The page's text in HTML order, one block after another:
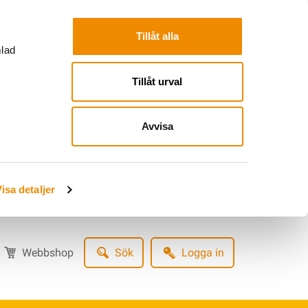
detaljer
Tillåt alla
Tillåt urval
Avvisa
Webbshop Sök Logga in